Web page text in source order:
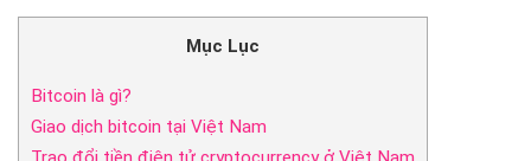
Mục Lục
Bitcoin là gì?
Giao dịch bitcoin tại Việt Nam